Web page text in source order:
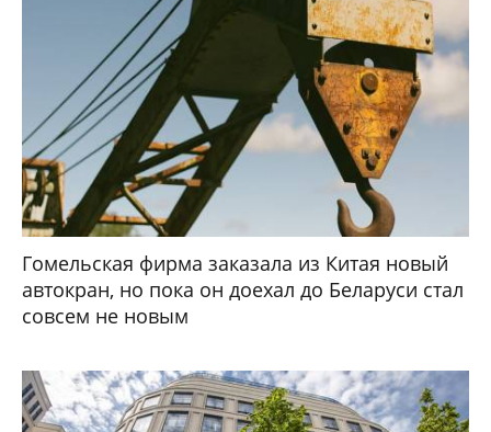
Гомельская фирма заказала из Китая новый
автокран, но пока он доехал до Беларуси стал
совсем не новым